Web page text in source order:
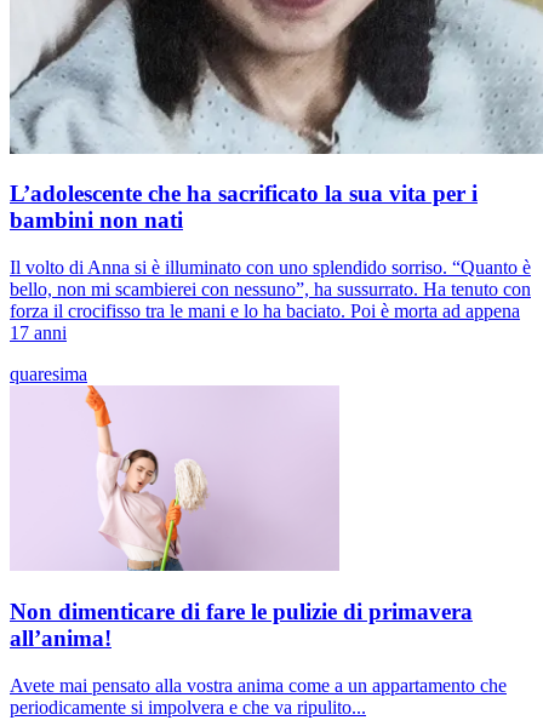
L’adolescente che ha sacrificato la sua vita per i
bambini non nati
Il volto di Anna si è illuminato con uno splendido sorriso. “Quanto è
bello, non mi scambierei con nessuno”, ha sussurrato. Ha tenuto con
forza il crocifisso tra le mani e lo ha baciato. Poi è morta ad appena
17 anni
quaresima
Non dimenticare di fare le pulizie di primavera
all’anima!
Avete mai pensato alla vostra anima come a un appartamento che
periodicamente si impolvera e che va ripulito...